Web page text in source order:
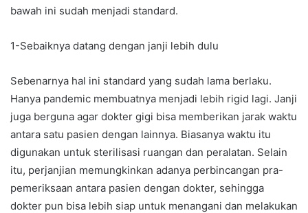
bawah ini sudah menjadi standard.
1-Sebaiknya datang dengan janji lebih dulu
Sebenarnya hal ini standard yang sudah lama berlaku.
Hanya pandemic membuatnya menjadi lebih rigid lagi. Janji
juga berguna agar dokter gigi bisa memberikan jarak waktu
antara satu pasien dengan lainnya. Biasanya waktu itu
digunakan untuk sterilisasi ruangan dan peralatan. Selain
itu, perjanjian memungkinkan adanya perbincangan pra-
pemeriksaan antara pasien dengan dokter, sehingga
dokter pun bisa lebih siap untuk menangani dan melakukan